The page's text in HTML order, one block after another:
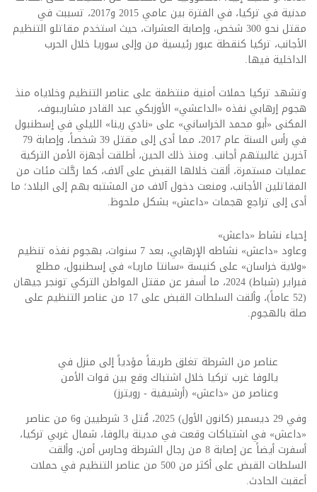
مدنية في تركيا، في الفترة بين عامي 2015 و2017، تسببت في
مقتل نحو 300 شخص، وإصابة العشرات، حيث استخدم مقاتلو التنظيم
الأجانب، تركيا كنقطة عبور رئيسية من وإلى سوريا خلال الحرب
الداخلية فيها.
وتشهد تركيا حملات أمنية منتظمة على عناصر التنظيم وخلاياه منذ
هجوم إرهابي نفذه «الداعشي» الأوزبكي عبد القادر مشاريبوف،
المكنى «أبو محمد الخراساني» على «نادي رينا» الليلي في إسطنبول
في رأس السنة عام 2017، مما أدى إلى مقتل 39 شخصاً، وإصابة 79
آخرين غالبيتهم أجانب. ومنذ ذلك الحين، أطلقت أجهزة الأمن التركية
عمليات مستمرة، ألقت خلالها القبض على آلاف، كما رحَّلت مئات من
المقاتلين الأجانب، ومنعت دخول آلاف من المشتبه بهم إلى البلاد؛ ما
أدى إلى تراجع هجمات «داعش» بشكل ملحوظ.
إحياء نشاط «داعش»
وعاود «داعش» نشاطه الإرهابي، بعد 7 سنوات، بهجوم نفذه تنظيم
«ولاية خراسان» على كنيسة «سانتا ماريا» في إسطنبول، مطلع
فبراير (شباط) 2024، ما أسفر عن مقتل المواطن التركي تونجر جيهان
(52 عاماً)، وألقت السلطات القبض على 17 من عناصر التنظيم على
صلة بالهجوم.
عناصر من الشرطة تغلق طريقاً مؤدياً إلى منزل في
يالوفا غرب تركيا خلال اشتباك وقع بين قوات الأمن
وعناصر من «داعش» (أرشيفية - رويترز)
وفي 29 ديسمبر (كانون الأول) 2025، قُتل 3 شرطيين و6 من عناصر
«داعش» في اشتباكات وقعت في مدينة يالوفا، شمال غربي تركيا،
أسفرت أيضاً عن إصابة 8 من رجال الشرطة وحارس أمن، وألقت
السلطات القبض على أكثر من 500 من عناصر التنظيم في حملات
أعقبت الحادث.